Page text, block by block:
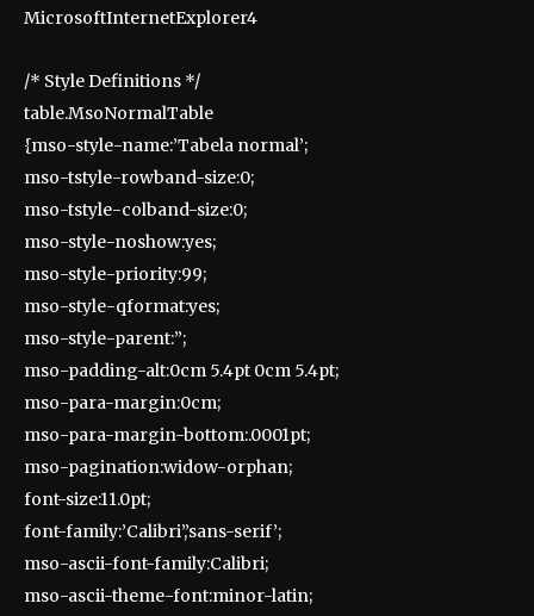
MicrosoftInternetExplorer4
/* Style Definitions */
table.MsoNormalTable
{mso-style-name:’Tabela normal’;
mso-tstyle-rowband-size:0;
mso-tstyle-colband-size:0;
mso-style-noshow:yes;
mso-style-priority:99;
mso-style-qformat:yes;
mso-style-parent:”;
mso-padding-alt:0cm 5.4pt 0cm 5.4pt;
mso-para-margin:0cm;
mso-para-margin-bottom:.0001pt;
mso-pagination:widow-orphan;
font-size:11.0pt;
font-family:’Calibri’,’sans-serif’;
mso-ascii-font-family:Calibri;
mso-ascii-theme-font:minor-latin;